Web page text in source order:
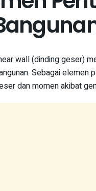
wall (dinding geser)
Sebagai elemen
dan momen akibat